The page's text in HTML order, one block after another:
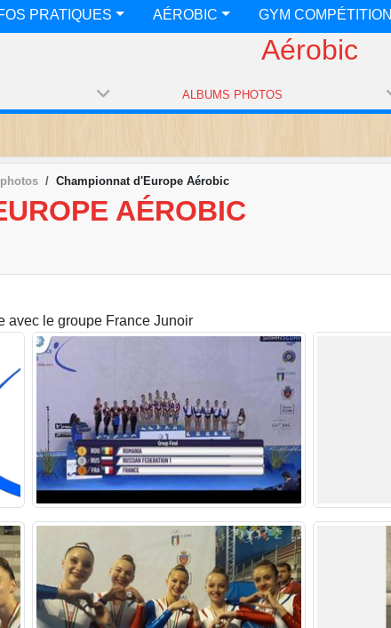
PRATIQUES AÉROBIC GYM COMPÉTITION
Aérobic
ALBUMS PHOTOS
Championnat d'Europe Aérobic
AÉROBIC
avec le groupe France Junoir